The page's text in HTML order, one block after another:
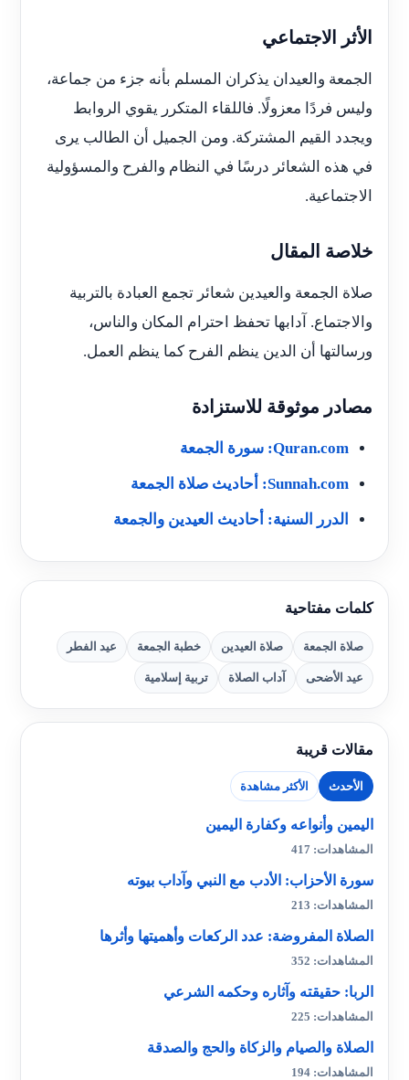
الأثر الاجتماعي
الجمعة والعيدان يذكران المسلم بأنه جزء من جماعة،
وليس فردًا معزولًا. فاللقاء المتكرر يقوي الروابط
ويجدد القيم المشتركة. ومن الجميل أن الطالب يرى
في هذه الشعائر درسًا في النظام والفرح والمسؤولية
الاجتماعية.
خلاصة المقال
صلاة الجمعة والعيدين شعائر تجمع العبادة بالتربية
والاجتماع. آدابها تحفظ احترام المكان والناس،
ورسالتها أن الدين ينظم الفرح كما ينظم العمل.
مصادر موثوقة للاستزادة
Quran.com: سورة الجمعة
Sunnah.com: أحاديث صلاة الجمعة
الدرر السنية: أحاديث العيدين والجمعة
كلمات مفتاحية
صلاة الجمعة صلاة العيدين خطبة الجمعة عيد الفطر
عيد الأضحى آداب الصلاة تربية إسلامية
مقالات قريبة
الأحدث الأكثر مشاهدة
اليمين وأنواعه وكفارة اليمين
المشاهدات: 417
سورة الأحزاب: الأدب مع النبي وآداب بيوته
المشاهدات: 213
الصلاة المفروضة: عدد الركعات وأهميتها وأثرها
المشاهدات: 352
الربا: حقيقته وآثاره وحكمه الشرعي
المشاهدات: 225
الصلاة والصيام والزكاة والحج والصدقة
المشاهدات: 194